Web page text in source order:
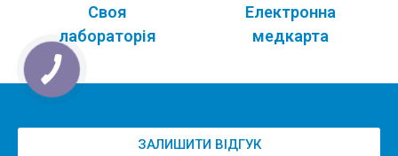
Своя
лабораторія
Електронна
медкарта
ЗАЛИШИТИ ВІДГУК